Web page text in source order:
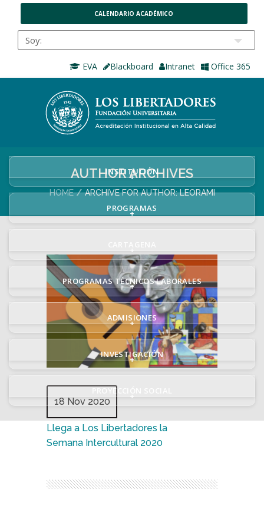
CALENDARIO ACADÉMICO
EVA Blackboard Intranet Office 365
INSTITUCIÓN
+
PROGRAMAS
+
+
PROGRAMAS TÉCNICOS LABORALES
+
ADMISIONES
+
INVESTIGACIÓN
+
PROYECCIÓN SOCIAL
+
AUTHOR ARCHIVES
HOME ARCHIVE FOR AUTHOR: LEORAMI
18 Nov 2020
Llega a Los Libertadores la
Semana Intercultural 2020